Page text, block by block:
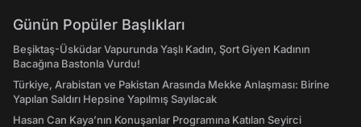
Günün Popüler Başlıkları
Beşiktaş-Üsküdar Vapurunda Yaşlı Kadın, Şort Giyen Kadının
Bacağına Bastonla Vurdu!
Türkiye, Arabistan ve Pakistan Arasında Mekke Anlaşması: Birine
Yapılan Saldırı Hepsine Yapılmış Sayılacak
Hasan Can Kaya’nın Konuşanlar Programına Katılan Seyirci